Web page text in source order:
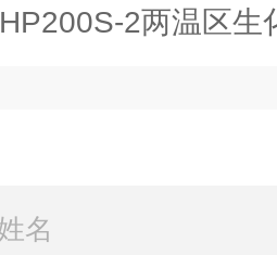
HP200S-2两温区生